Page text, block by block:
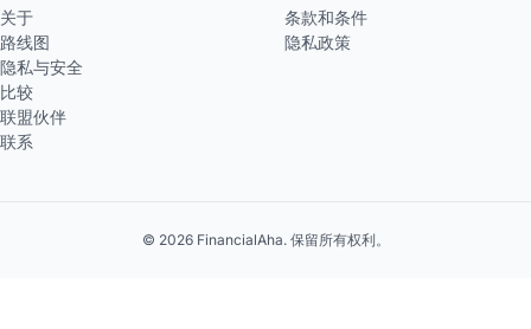
关于
路线图
隐私与安全
比较
联盟伙伴
联系
条款和条件
隐私政策
© 2026 FinancialAha. 保留所有权利。